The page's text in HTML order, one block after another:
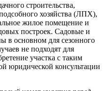
строительства,
хозяйства (ЛПХ),
жилое помещение и
построек. Садовые и
в основном для сезонного
не подходят для
участка с таким
юридической консультации